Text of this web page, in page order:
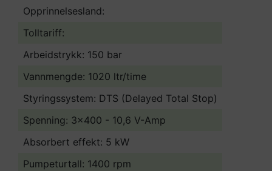
Opprinnelsesland:
Tolltariff:
Arbeidstrykk: 150 bar
Vannmengde: 1020 ltr/time
Styringssystem: DTS (Delayed Total Stop)
Spenning: 3x400 - 10,6 V-Amp
Absorbert effekt: 5 kW
Pumpeturtall: 1400 rpm